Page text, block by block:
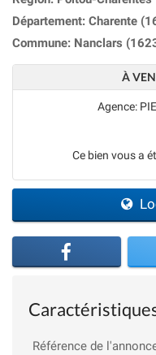
Département: Charente
Commune: Nanclars
À
Agence:
Ce bien vous a
Référence de